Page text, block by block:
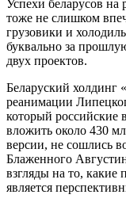
Успехи беларусов на
тоже не слишком
грузовики и
буквально за
двух проектов.
Беларуский холдинг
реанимации
который российские
вложить около 430
версии, не сошлись
Блаженного
взгляды на то, какие
является